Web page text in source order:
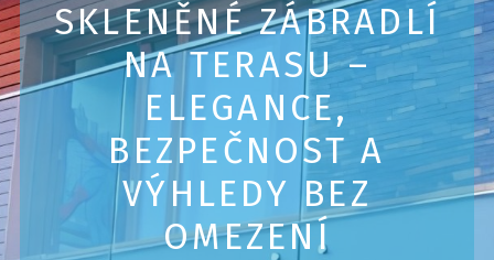
SKLENĚNÉ ZÁBRADLÍ
NA TERASU –
ELEGANCE,
BEZPEČNOST A
VÝHLEDY BEZ
OMEZENÍ